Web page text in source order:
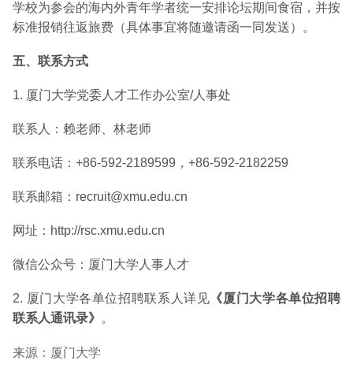
学校为参会的海内外青年学者统一安排论坛期间食宿，并按
标准报销往返旅费（具体事宜将随邀请函一同发送）。
五、联系方式
1. 厦门大学党委人才工作办公室/人事处
联系人：赖老师、林老师
联系电话：+86-592-2189599，+86-592-2182259
联系邮箱：recruit@xmu.edu.cn
网址： http://rsc.xmu.edu.cn
微信公众号：厦门大学人事人才
2. 厦门大学各单位招聘联系人详见 《厦门大学各单位招聘
联系人通讯录》 。
来源：厦门大学